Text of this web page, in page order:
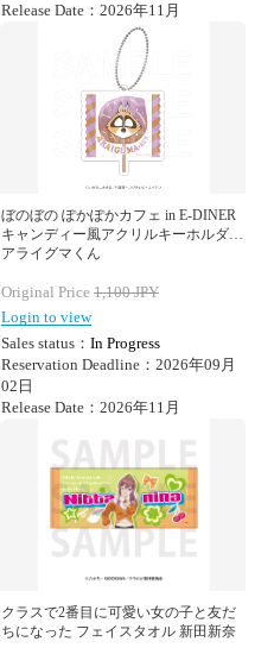
Release Date：2026年11月
ぼのぼの ぽかぽかカフェ in E-DINER
キャンディー風アクリルキーホルダー
アライグマくん
Original Price 1,100JPY
Login to view
Sales status： In Progress
Reservation Deadline：2026年09月
02日
Release Date：2026年11月
クラスで2番目に可愛い女の子と友だ
ちになった フェイスタオル 新田新奈